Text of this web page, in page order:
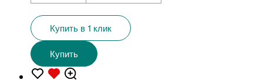
Купить в 1 клик
Купить